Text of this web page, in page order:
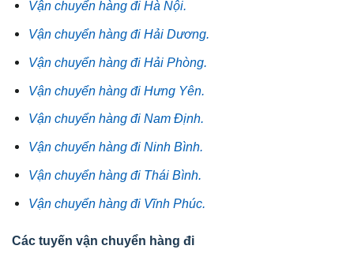
Vận chuyển hàng đi Hà Nội.
Vận chuyển hàng đi Hải Dương.
Vận chuyển hàng đi Hải Phòng.
Vận chuyển hàng đi Hưng Yên.
Vận chuyển hàng đi Nam Định.
Vận chuyển hàng đi Ninh Bình.
Vận chuyển hàng đi Thái Bình.
Vận chuyển hàng đi Vĩnh Phúc.
Các tuyến vận chuyển hàng đi